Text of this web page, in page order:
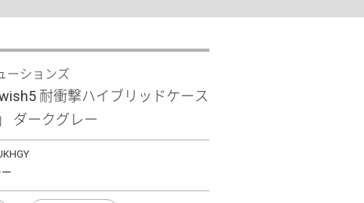
ーションズ
耐衝撃ハイブリッドケース
ダークグレー